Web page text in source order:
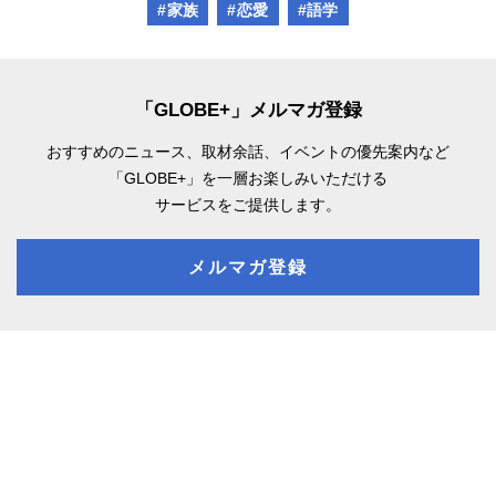
#家族 #恋愛 #語学
「GLOBE+」メルマガ登録
おすすめのニュース、取材余話、 イベントの優先案内など
「GLOBE+」を一層お楽しみいただける
サービスをご提供します。
メルマガ登録